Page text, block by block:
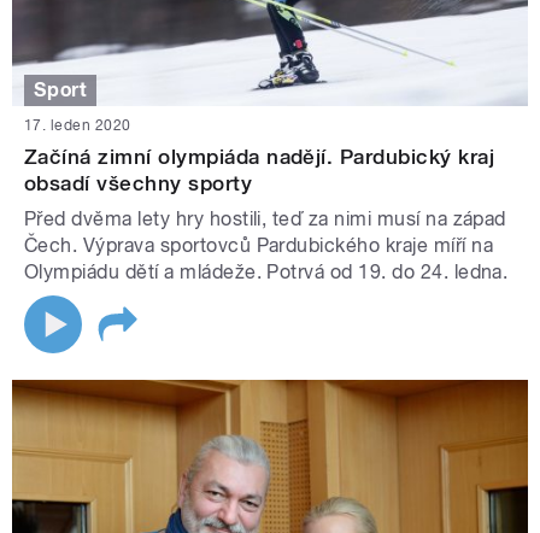
Sport
17. leden 2020
Začíná zimní olympiáda nadějí. Pardubický kraj
obsadí všechny sporty
Před dvěma lety hry hostili, teď za nimi musí na západ
Čech. Výprava sportovců Pardubického kraje míří na
Olympiádu dětí a mládeže. Potrvá od 19. do 24. ledna.